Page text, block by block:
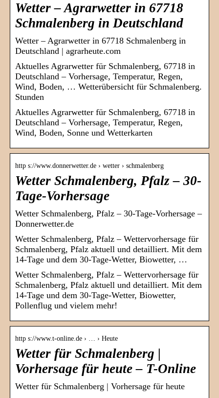
Wetter – Agrarwetter in 67718
Schmalenberg in Deutschland
Wetter – Agrarwetter in 67718 Schmalenberg in
Deutschland | agrarheute.com
Aktuelles Agrarwetter für Schmalenberg, 67718 in
Deutschland – Vorhersage, Temperatur, Regen,
Wind, Boden, … Wetterübersicht für Schmalenberg.
Stunden
Aktuelles Agrarwetter für Schmalenberg, 67718 in
Deutschland – Vorhersage, Temperatur, Regen,
Wind, Boden, Sonne und Wetterkarten
http s://www.donnerwetter.de › wetter › schmalenberg
Wetter Schmalenberg, Pfalz – 30-
Tage-Vorhersage
Wetter Schmalenberg, Pfalz – 30-Tage-Vorhersage –
Donnerwetter.de
Wetter Schmalenberg, Pfalz – Wettervorhersage für
Schmalenberg, Pfalz aktuell und detailliert. Mit dem
14-Tage und dem 30-Tage-Wetter, Biowetter, …
Wetter Schmalenberg, Pfalz – Wettervorhersage für
Schmalenberg, Pfalz aktuell und detailliert. Mit dem
14-Tage und dem 30-Tage-Wetter, Biowetter,
Pollenflug und vielem mehr!
http s://www.t-online.de › … › Heute
Wetter für Schmalenberg |
Vorhersage für heute – T-Online
Wetter für Schmalenberg | Vorhersage für heute